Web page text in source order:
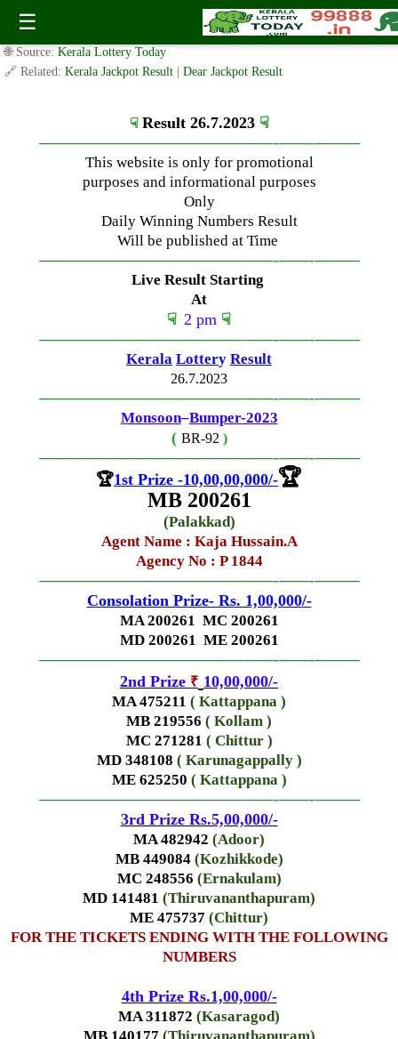
☰
Wednesday ( 2pm ) Draw Live Result Bumper Date-26.7.2023
✍️ By www.keralalotterytoday.com Team | 🕒 Published onJuly 25, 2023|
🌐 Source: Kerala Lottery Today
🔗 Related: Kerala Jackpot Result Dear Jackpot Result
☟ Result 26.7.2023 ☟
—————————————–——-——-———
This website is only for promotional
purposes and informational purposes
Only
Daily Winning Numbers Result
Will be published at Time
—————————————–——-——-———
Live Result Starting
At
☟ 2 pm ☟
—————————————–——-——-———
Kerala Lottery Result
26.7.2023
—————————————–——-——-———
Monsoon–Bumper-2023
( BR-92 )
—————————————–——-——-———
🏆1st Prize -10,00,00,000/-🏆
MB 200261
(Palakkad)
Agent Name : Kaja Hussain.A
Agency No : P 1844
—————————————–——-——-———
Consolation Prize- Rs. 1,00,000/-
MA 200261 MC 200261
MD 200261 ME 200261
—————————————–——-——-———
2nd Prize ₹ 10,00,000/-
MA 475211 ( Kattappana )
MB 219556 ( Kollam )
MC 271281 ( Chittur )
MD 348108 ( Karunagappally )
ME 625250 ( Kattappana )
—————————————–——-——-———
3rd Prize Rs.5,00,000/-
MA 482942 (Adoor)
MB 449084 (Kozhikkode)
MC 248556 (Ernakulam)
MD 141481 (Thiruvananthapuram)
ME 475737 (Chittur)
FOR THE TICKETS ENDING WITH THE FOLLOWING
NUMBERS
4th Prize Rs.1,00,000/-
MA 311872 (Kasaragod)